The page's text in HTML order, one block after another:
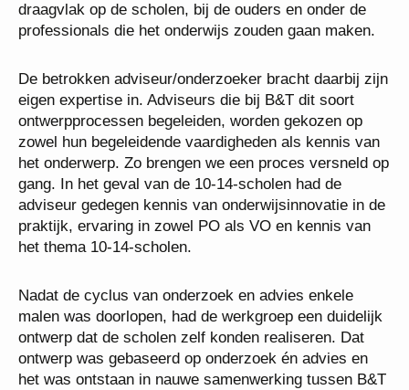
draagvlak op de scholen, bij de ouders en onder de
professionals die het onderwijs zouden gaan maken.
De betrokken adviseur/onderzoeker bracht daarbij zijn
eigen expertise in. Adviseurs die bij B&T dit soort
ontwerpprocessen begeleiden, worden gekozen op
zowel hun begeleidende vaardigheden als kennis van
het onderwerp. Zo brengen we een proces versneld op
gang. In het geval van de 10-14-scholen had de
adviseur gedegen kennis van onderwijsinnovatie in de
praktijk, ervaring in zowel PO als VO en kennis van
het thema 10-14-scholen.
Nadat de cyclus van onderzoek en advies enkele
malen was doorlopen, had de werkgroep een duidelijk
ontwerp dat de scholen zelf konden realiseren. Dat
ontwerp was gebaseerd op onderzoek én advies en
het was ontstaan in nauwe samenwerking tussen B&T